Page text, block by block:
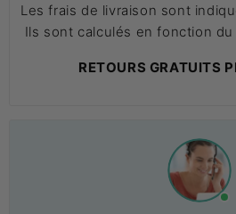
Les frais de livraison sont
Ils sont calculés en fonction du
RETOURS GRATUITS